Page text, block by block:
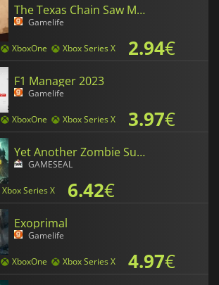
The Texas Chain Saw Massacre
Gamelife
XboxOne Xbox Series X 2.94€
F1 Manager 2023
Gamelife
XboxOne Xbox Series X 3.97€
Yet Another Zombie Survivors
GAMESEAL
Xbox Series X 6.42€
Exoprimal
Gamelife
XboxOne Xbox Series X 4.97€